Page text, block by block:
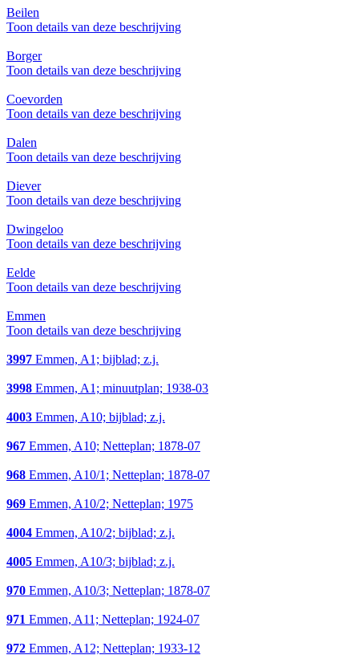
Beilen
Toon details van deze beschrijving
Borger
Toon details van deze beschrijving
Coevorden
Toon details van deze beschrijving
Dalen
Toon details van deze beschrijving
Diever
Toon details van deze beschrijving
Dwingeloo
Toon details van deze beschrijving
Eelde
Toon details van deze beschrijving
Emmen
Toon details van deze beschrijving
3997 Emmen, A1; bijblad; z.j.
3998 Emmen, A1; minuutplan; 1938-03
4003 Emmen, A10; bijblad; z.j.
967 Emmen, A10; Netteplan; 1878-07
968 Emmen, A10/1; Netteplan; 1878-07
969 Emmen, A10/2; Netteplan; 1975
4004 Emmen, A10/2; bijblad; z.j.
4005 Emmen, A10/3; bijblad; z.j.
970 Emmen, A10/3; Netteplan; 1878-07
971 Emmen, A11; Netteplan; 1924-07
972 Emmen, A12; Netteplan; 1933-12